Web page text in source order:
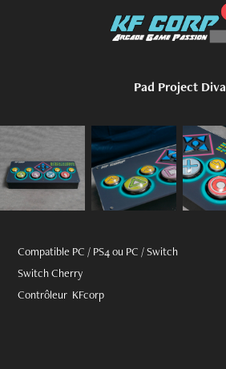
Pad Project Diva
Compatible PC / PS4 ou PC / Switch
Switch Cherry
Contrôleur KFcorp